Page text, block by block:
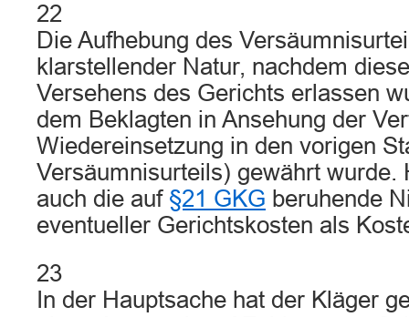
22
Die Aufhebung des
klarstellender Natur, nachdem
Versehens des Gerichts erlassen
dem Beklagten in Ansehung der
Wiedereinsetzung in den vorigen
Versäumnisurteils) gewährt wurde.
auch die auf §21 GKG beruhende
eventueller Gerichtskosten als
23
In der Hauptsache hat der Kläger